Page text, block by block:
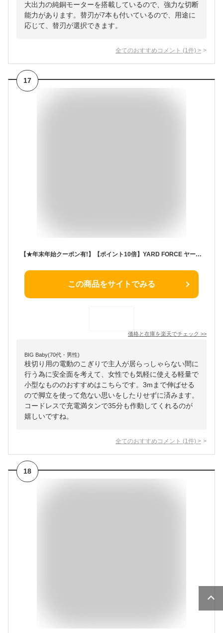
大出力の純銅モーターを搭載しているので、強力な切断
能力があります。替刃が7本も付いているので、用途に
応じて、替刃が選択できます。
全てのおすすめコメント (1 件) >
17
【★年末年始クーポン有!】【ポイント10倍】YARD FORCE ヤードフォース 3m コードレス 高枝電動のこぎり ライト 24V LSC21P-JP YARDFORCE 高枝切りバサミ 電動 高枝切り電動チェーンソー充電式 電動のこぎり 小型 家庭用 高枝切り鋏 電動ノコギリ 剪定 女性 軽量 伸縮
この商品をサイトでみる
価格と在庫を楽天でチェック >>
BIG Baby(70代・男性)
枝切り用の電動のこぎりで主人が居らっしゃらない間に
行う為に安全面を考えて、女性でも気軽に使える軽量で
小型なもののおすすめはこちらです。3mまで伸ばせる
ので脚立を使って危ない思いをしたりせずに済みます。
コードレスで充電満タンで35分も作動してくれるのが
嬉しいですね。
全てのおすすめコメント (1 件) >
18